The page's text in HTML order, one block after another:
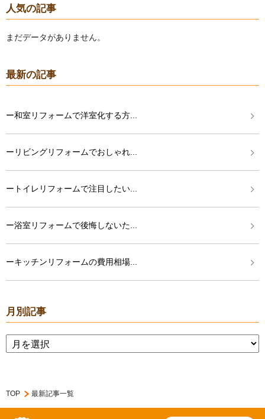
人気の記事
まだデータがありません。
最新の記事
ー和室リフォームで洋室化する方...
ーリビングリフォームでおしゃれ...
ートイレリフォームで注目したい...
ー浴室リフォームで後悔しないた...
ーキッチンリフォームの費用相場...
月別記事
TOP 最新記事一覧